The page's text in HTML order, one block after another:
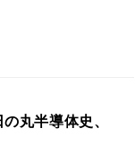
丸半導体史、